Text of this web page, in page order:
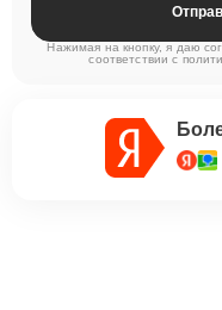
Нажимая на кнопку, я даю
соответствии с